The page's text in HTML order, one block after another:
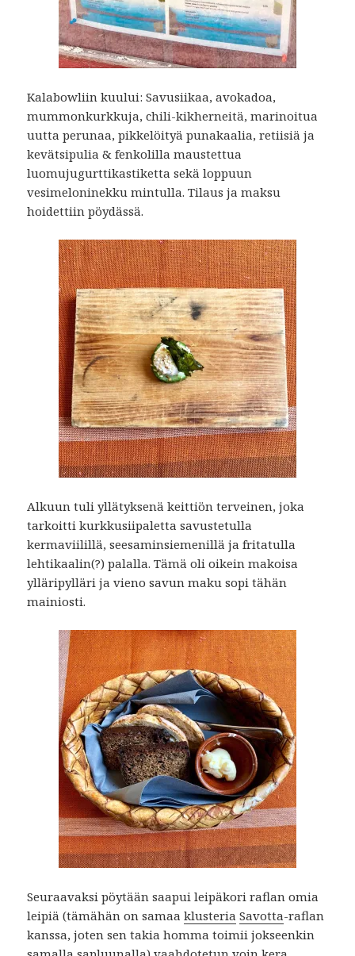
Kalabowliin kuului: Savusiikaa, avokadoa,
mummonkurkkuja, chili-kikherneitä, marinoitua
uutta perunaa, pikkelöityä punakaalia, retiisiä ja
kevätsipulia & fenkolilla maustettua
luomujugurttikastiketta sekä loppuun
vesimeloninekku mintulla. Tilaus ja maksu
hoidettiin pöydässä.
Alkuun tuli yllätyksenä keittiön terveinen, joka
tarkoitti kurkkusiipaletta savustetulla
kermaviilillä, seesaminsiemenillä ja fritatulla
lehtikaalin(?) palalla. Tämä oli oikein makoisa
ylläripylläri ja vieno savun maku sopi tähän
mainiosti.
Seuraavaksi pöytään saapui leipäkori raflan omia
leipiä (tämähän on samaaklusteria Savotta-raflan
kanssa, joten sen takia homma toimii jokseenkin